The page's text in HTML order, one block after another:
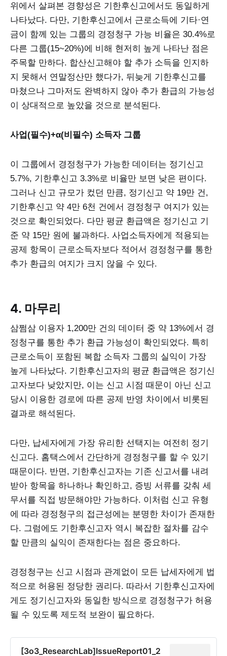
위에서 살펴본 경향성은 기한후신고에서도 동일하게
나타났다. 다만, 기한후신고에서 근로소득에 기타·연
금이 함께 있는 그룹의 경정청구 가능 비율은 30.4%로
다른 그룹(15~20%)에 비해 현저히 높게 나타난 점은
주목할 만하다. 합산신고해야 할 추가 소득을 인지하
지 못해서 연말정산만 했다가, 뒤늦게 기한후신고를
마쳤으나 그마저도 완벽하지 않아 추가 환급의 가능성
이 상대적으로 높았을 것으로 분석된다.
사업(필수)+α(비필수) 소득자 그룹
이 그룹에서 경정청구가 가능한 데이터는 정기신고
5.7%, 기한후신고 3.3%로 비율만 보면 낮은 편이다.
그러나 신고 규모가 컸던 만큼, 정기신고 약 19만 건,
기한후신고 약 4만 6천 건에서 경정청구 여지가 있는
것으로 확인되었다. 다만 평균 환급액은 정기신고 기
준 약 15만 원에 불과하다. 사업소득자에게 적용되는
공제 항목이 근로소득자보다 적어서 경정청구를 통한
추가 환급의 여지가 크지 않을 수 있다.
4. 마무리
삼쩜삼 이용자 1,200만 건의 데이터 중 약 13%에서 경
정청구를 통한 추가 환급 가능성이 확인되었다. 특히
근로소득이 포함된 복합 소득자 그룹의 실익이 가장
높게 나타났다. 기한후신고자의 평균 환급액은 정기신
고자보다 낮았지만, 이는 신고 시점 때문이 아닌 신고
당시 이용한 경로에 따른 공제 반영 차이에서 비롯된
결과로 해석된다.
다만, 납세자에게 가장 유리한 선택지는 여전히 정기
신고다. 홈택스에서 간단하게 경정청구를 할 수 있기
때문이다. 반면, 기한후신고자는 기존 신고서를 내려
받아 항목을 하나하나 확인하고, 증빙 서류를 갖춰 세
무서를 직접 방문해야만 가능하다. 이처럼 신고 유형
에 따라 경정청구의 접근성에는 분명한 차이가 존재한
다. 그럼에도 기한후신고자 역시 복잡한 절차를 감수
할 만큼의 실익이 존재한다는 점은 중요하다.
경정청구는 신고 시점과 관계없이 모든 납세자에게 법
적으로 허용된 정당한 권리다. 따라서 기한후신고자에
게도 정기신고자와 동일한 방식으로 경정청구가 허용
될 수 있도록 제도적 보완이 필요하다.
[3o3_ResearchLab]IssueReport01_2